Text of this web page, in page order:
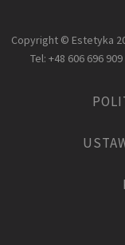
Copyright © Estetyka
Tel: +48 606 696